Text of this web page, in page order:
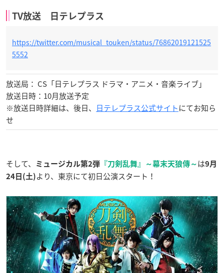
TV放送 日テレプラス
https://twitter.com/musical_touken/status/76862019121525
5552
放送局： CS「日テレプラス ドラマ・アニメ・音楽ライブ」
放送日時：10月放送予定
※放送日時詳細は、後日、 日テレプラス公式サイトにてお知ら
せ
そして、 ミュージカル第2弾 『刀剣乱舞』～幕末天狼傳～ は9月
24日(土) より、東京にて初日公演スタート！